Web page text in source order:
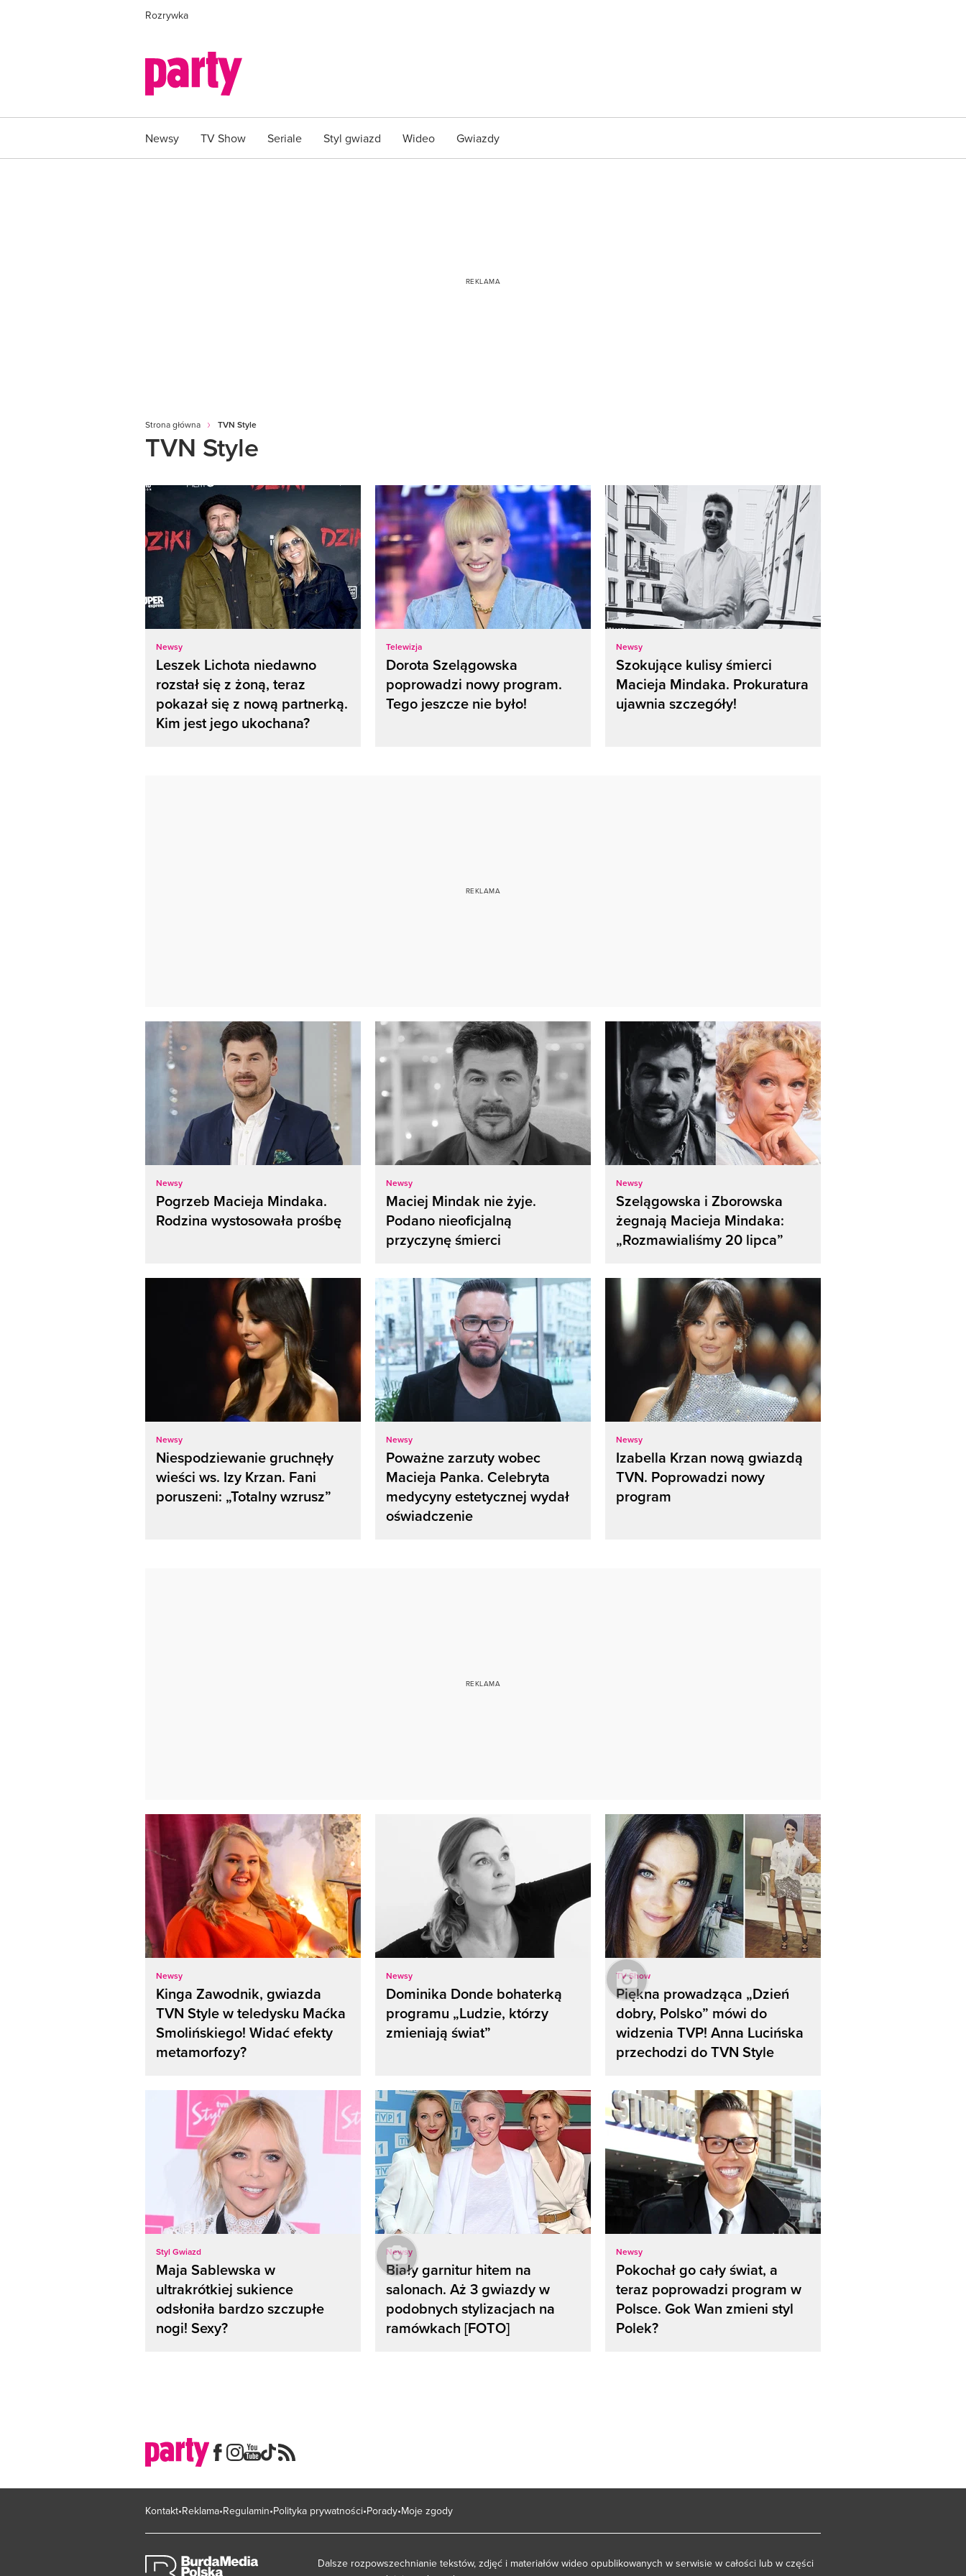
Rozrywka
Newsy TV Show Seriale Styl gwiazd Wideo Gwiazdy
Strona główna TVN Style
TVN Style
Newsy
Leszek Lichota niedawno
rozstał się z żoną, teraz
pokazał się z nową partnerką.
Kim jest jego ukochana?
Telewizja
Dorota Szelągowska
poprowadzi nowy program.
Tego jeszcze nie było!
Newsy
Szokujące kulisy śmierci
Macieja Mindaka. Prokuratura
ujawnia szczegóły!
Newsy
Pogrzeb Macieja Mindaka.
Rodzina wystosowała prośbę
Newsy
Maciej Mindak nie żyje.
Podano nieoficjalną
przyczynę śmierci
Newsy
Szelągowska i Zborowska
żegnają Macieja Mindaka:
„Rozmawialiśmy 20 lipca”
Newsy
Niespodziewanie gruchnęły
wieści ws. Izy Krzan. Fani
poruszeni: „Totalny wzrusz”
Newsy
Poważne zarzuty wobec
Macieja Panka. Celebryta
medycyny estetycznej wydał
oświadczenie
Newsy
Izabella Krzan nową gwiazdą
TVN. Poprowadzi nowy
program
Newsy
Kinga Zawodnik, gwiazda
TVN Style w teledysku Maćka
Smolińskiego! Widać efekty
metamorfozy?
Newsy
Dominika Donde bohaterką
programu „Ludzie, którzy
zmieniają świat”
TV Show
Piękna prowadząca „Dzień
dobry, Polsko” mówi do
widzenia TVP! Anna Lucińska
przechodzi do TVN Style
Styl Gwiazd
Maja Sablewska w
ultrakrótkiej sukience
odsłoniła bardzo szczupłe
nogi! Sexy?
Newsy
Biały garnitur hitem na
salonach. Aż 3 gwiazdy w
podobnych stylizacjach na
ramówkach [FOTO]
Newsy
Pokochał go cały świat, a
teraz poprowadzi program w
Polsce. Gok Wan zmieni styl
Polek?
Kontakt Reklama Regulamin Polityka prywatności Porady Moje zgody
Dalsze rozpowszechnianie tekstów, zdjęć i materiałów wideo opublikowanych w serwisie w całości lub w części